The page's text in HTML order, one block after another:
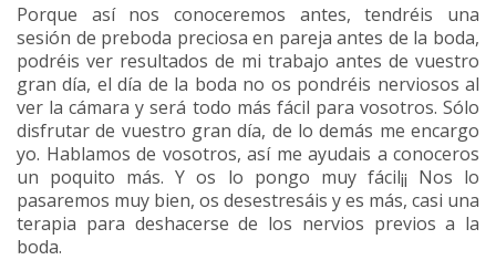
Porque así nos conoceremos antes, tendréis una
sesión de preboda preciosa en pareja antes de la boda,
podréis ver resultados de mi trabajo antes de vuestro
gran día, el día de la boda no os pondréis nerviosos al
ver la cámara y será todo más fácil para vosotros. Sólo
disfrutar de vuestro gran día, de lo demás me encargo
yo. Hablamos de vosotros, así me ayudais a conoceros
un poquito más. Y os lo pongo muy fácil¡¡ Nos lo
pasaremos muy bien, os desestresáis y es más, casi una
terapia para deshacerse de los nervios previos a la
boda.